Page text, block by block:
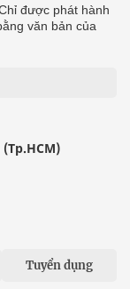
được phát hành
văn bản của
(Tp.HCM)
Tuyển dụng